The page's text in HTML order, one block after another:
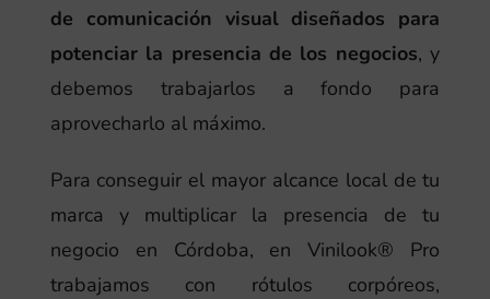
de comunicación visual diseñados para
potenciar la presencia de los negocios, y
debemos trabajarlos a fondo para
aprovecharlo al máximo.
Para conseguir el mayor alcance local de tu
marca y multiplicar la presencia de tu
negocio en Córdoba, en Vinilook® Pro
trabajamos con rótulos corpóreos,